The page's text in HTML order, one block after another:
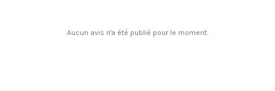
Aucun avis n'a été publié pour le moment.